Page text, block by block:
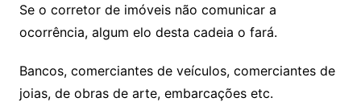
Se o corretor de imóveis não comunicar a
ocorrência, algum elo desta cadeia o fará.
Bancos, comerciantes de veículos, comerciantes de
joias, de obras de arte, embarcações etc.